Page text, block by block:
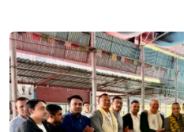
सिद्धान्त अधिकारी परेका छन् । यी
उनीहरु अहिले नयाँ पुस्तालाई...